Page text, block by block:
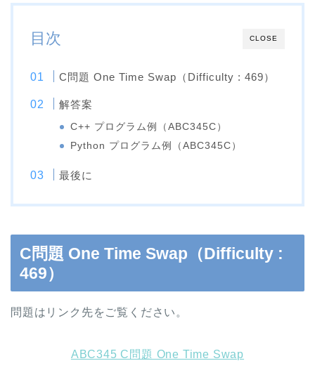
CLOSE
目次
C問題 One Time Swap（Difficulty : 469）
解答案
C++ プログラム例（ABC345C）
Python プログラム例（ABC345C）
最後に
C問題 One Time Swap（Difficulty :
469）
問題はリンク先をご覧ください。
ABC345 C問題 One Time Swap